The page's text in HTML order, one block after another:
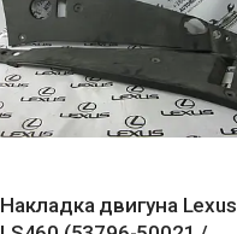
Накладка двигуна Lexus